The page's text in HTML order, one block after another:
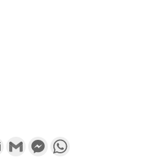
Email Gmail Messenger